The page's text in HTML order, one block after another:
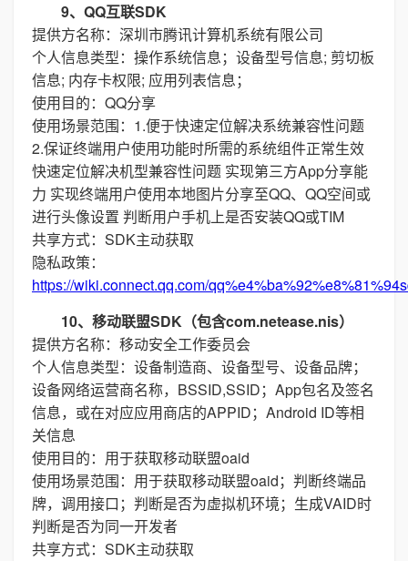
9、QQ互联SDK
提供方名称：深圳市腾讯计算机系统有限公司
个人信息类型：操作系统信息；设备型号信息; 剪切板
信息; 内存卡权限; 应用列表信息；
使用目的：QQ分享
使用场景范围：1.便于快速定位解决系统兼容性问题
2.保证终端用户使用功能时所需的系统组件正常生效
快速定位解决机型兼容性问题 实现第三方App分享能
力 实现终端用户使用本地图片分享至QQ、QQ空间或
进行头像设置 判断用户手机上是否安装QQ或TIM
共享方式：SDK主动获取
隐私政策：
https://wiki.connect.qq.com/
10、移动联盟SDK（包含com.netease.nis）
提供方名称：移动安全工作委员会
个人信息类型：设备制造商、设备型号、设备品牌；
设备网络运营商名称，BSSID,SSID；App包名及签名
信息，或在对应应用商店的APPID；Android ID等相
关信息
使用目的：用于获取移动联盟oaid
使用场景范围：用于获取移动联盟oaid；判断终端品
牌，调用接口；判断是否为虚拟机环境；生成VAID时
判断是否为同一开发者
共享方式：SDK主动获取